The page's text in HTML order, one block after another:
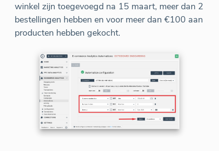
winkel zijn toegevoegd na 15 maart, meer dan 2
bestellingen hebben en voor meer dan €100 aan
producten hebben gekocht.